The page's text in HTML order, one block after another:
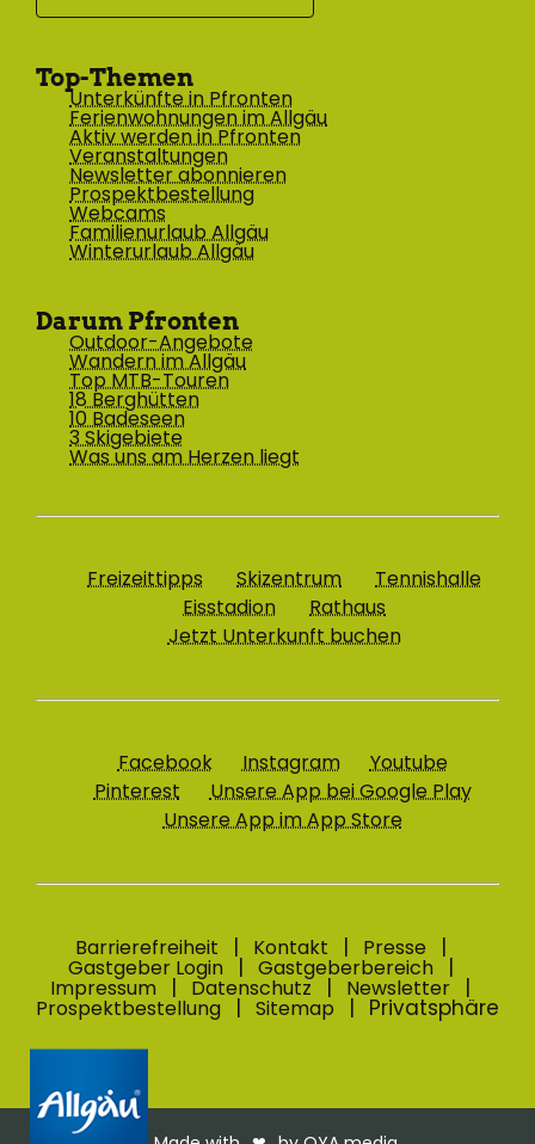
Top-Themen
Unterkünfte in Pfronten
Ferienwohnungen im Allgäu
Aktiv werden in Pfronten
Veranstaltungen
Newsletter abonnieren
Prospektbestellung
Webcams
Familienurlaub Allgäu
Winterurlaub Allgäu
Darum Pfronten
Outdoor-Angebote
Wandern im Allgäu
Top MTB-Touren
18 Berghütten
10 Badeseen
3 Skigebiete
Was uns am Herzen liegt
Freizeittipps Skizentrum
Tennishalle
Eisstadion
Rathaus
Jetzt Unterkunft buchen
Facebook Instagram
Youtube
Pinterest
Unsere App bei Google Play
Unsere App im App Store
Barrierefreiheit Kontakt Presse
Gastgeber Login Gastgeberbereich
Impressum Datenschutz Newsletter
Prospektbestellung Sitemap Privatsphäre